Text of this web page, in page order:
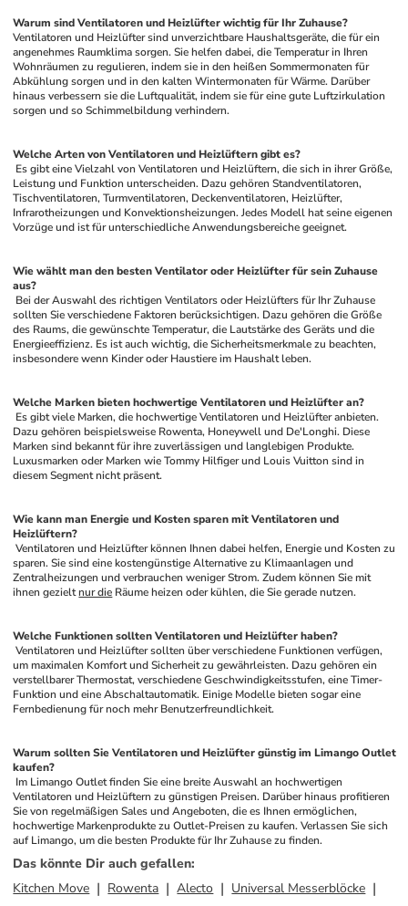
Warum sind Ventilatoren und Heizlüfter wichtig für Ihr Zuhause?
Ventilatoren und Heizlüfter sind unverzichtbare Haushaltsgeräte, die für ein
angenehmes Raumklima sorgen. Sie helfen dabei, die Temperatur in Ihren
Wohnräumen zu regulieren, indem sie in den heißen Sommermonaten für
Abkühlung sorgen und in den kalten Wintermonaten für Wärme. Darüber
hinaus verbessern sie die Luftqualität, indem sie für eine gute Luftzirkulation
sorgen und so Schimmelbildung verhindern.
Welche Arten von Ventilatoren und Heizlüftern gibt es?
Leistung und Funktion unterscheiden. Dazu gehören Standventilatoren,
Tischventilatoren, Turmventilatoren, Deckenventilatoren, Heizlüfter,
Infrarotheizungen und Konvektionsheizungen. Jedes Modell hat seine eigenen
Vorzüge und ist für unterschiedliche Anwendungsbereiche geeignet.
Wie wählt man den besten Ventilator oder Heizlüfter für sein Zuhause
aus?
sollten Sie verschiedene Faktoren berücksichtigen. Dazu gehören die Größe
des Raums, die gewünschte Temperatur, die Lautstärke des Geräts und die
Energieeffizienz. Es ist auch wichtig, die Sicherheitsmerkmale zu beachten,
insbesondere wenn Kinder oder Haustiere im Haushalt leben.
Welche Marken bieten hochwertige Ventilatoren und Heizlüfter an?
Dazu gehören beispielsweise Rowenta, Honeywell und De'Longhi. Diese
Marken sind bekannt für ihre zuverlässigen und langlebigen Produkte.
Luxusmarken oder Marken wie Tommy Hilfiger und Louis Vuitton sind in
diesem Segment nicht präsent.
Wie kann man Energie und Kosten sparen mit Ventilatoren und
Heizlüftern?
Ventilatoren und Heizlüfter können Ihnen dabei helfen, Energie und Kosten zu
sparen. Sie sind eine kostengünstige Alternative zu Klimaanlagen und
Zentralheizungen und verbrauchen weniger Strom. Zudem können Sie mit
ihnen gezielt nur die Räume heizen oder kühlen, die Sie gerade nutzen.
Welche Funktionen sollten Ventilatoren und Heizlüfter haben?
Ventilatoren und Heizlüfter sollten über verschiedene Funktionen verfügen,
um maximalen Komfort und Sicherheit zu gewährleisten. Dazu gehören ein
verstellbarer Thermostat, verschiedene Geschwindigkeitsstufen, eine Timer-
Funktion und eine Abschaltautomatik. Einige Modelle bieten sogar eine
Fernbedienung für noch mehr Benutzerfreundlichkeit.
Warum sollten Sie Ventilatoren und Heizlüfter günstig im Limango Outlet
kaufen?
Ventilatoren und Heizlüftern zu günstigen Preisen. Darüber hinaus profitieren
Sie von regelmäßigen Sales und Angeboten, die es Ihnen ermöglichen,
hochwertige Markenprodukte zu Outlet-Preisen zu kaufen. Verlassen Sie sich
auf Limango, um die besten Produkte für Ihr Zuhause zu finden.
Das könnte Dir auch gefallen:
Kitchen Move
Rowenta Alecto
Universal Messerblöcke